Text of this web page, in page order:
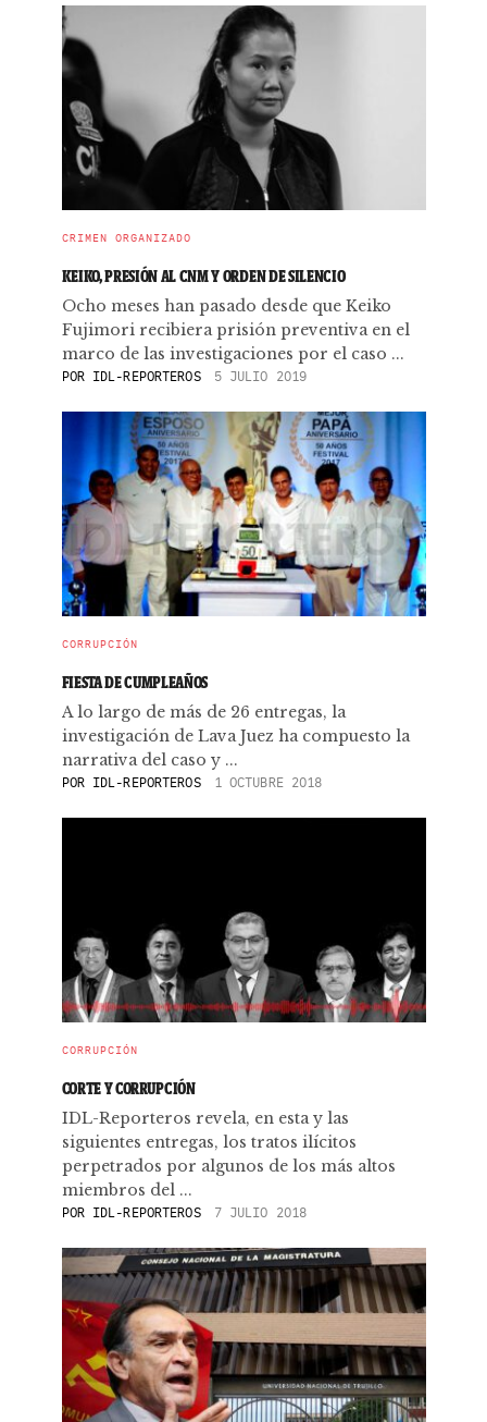
CRIMEN ORGANIZADO
KEIKO, PRESIÓN AL CNM Y ORDEN DE SILENCIO
Ocho meses han pasado desde que Keiko
Fujimori recibiera prisión preventiva en el
marco de las investigaciones por el caso ...
POR IDL-REPORTEROS 5 JULIO 2019
CORRUPCIÓN
FIESTA DE CUMPLEAÑOS
A lo largo de más de 26 entregas, la
investigación de Lava Juez ha compuesto la
narrativa del caso y ...
POR IDL-REPORTEROS 1 OCTUBRE 2018
CORRUPCIÓN
CORTE Y CORRUPCIÓN
IDL-Reporteros revela, en esta y las
siguientes entregas, los tratos ilícitos
perpetrados por algunos de los más altos
miembros del ...
POR IDL-REPORTEROS 7 JULIO 2018